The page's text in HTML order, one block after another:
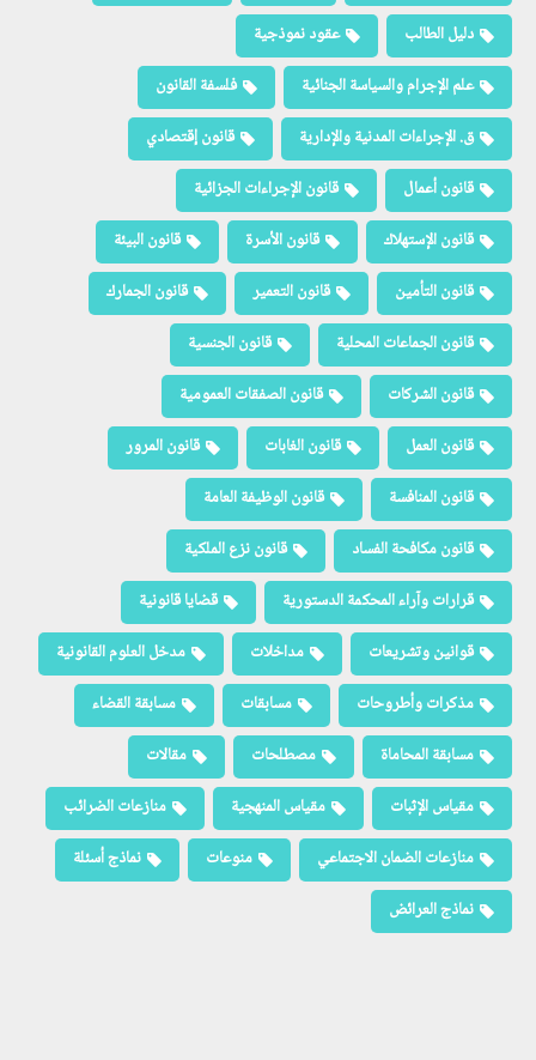
دليل الطالب
عقود نموذجية
علم الإجرام والسياسة الجنائية
فلسفة القانون
ق. الإجراءات المدنية والإدارية
قانون إقتصادي
قانون أعمال
قانون الإجراءات الجزائية
قانون الإستهلاك
قانون الأسرة
قانون البيئة
قانون التأمين
قانون التعمير
قانون الجمارك
قانون الجماعات المحلية
قانون الجنسية
قانون الشركات
قانون الصفقات العمومية
قانون العمل
قانون الغابات
قانون المرور
قانون المنافسة
قانون الوظيفة العامة
قانون مكافحة الفساد
قانون نزع الملكية
قرارات وآراء المحكمة الدستورية
قضايا قانونية
قوانين وتشريعات
مداخلات
مدخل العلوم القانونية
مذكرات وأطروحات
مسابقات
مسابقة القضاء
مسابقة المحاماة
مصطلحات
مقالات
مقياس الإثبات
مقياس المنهجية
منازعات الضرائب
منازعات الضمان الاجتماعي
منوعات
نماذج أسئلة
نماذج العرائض